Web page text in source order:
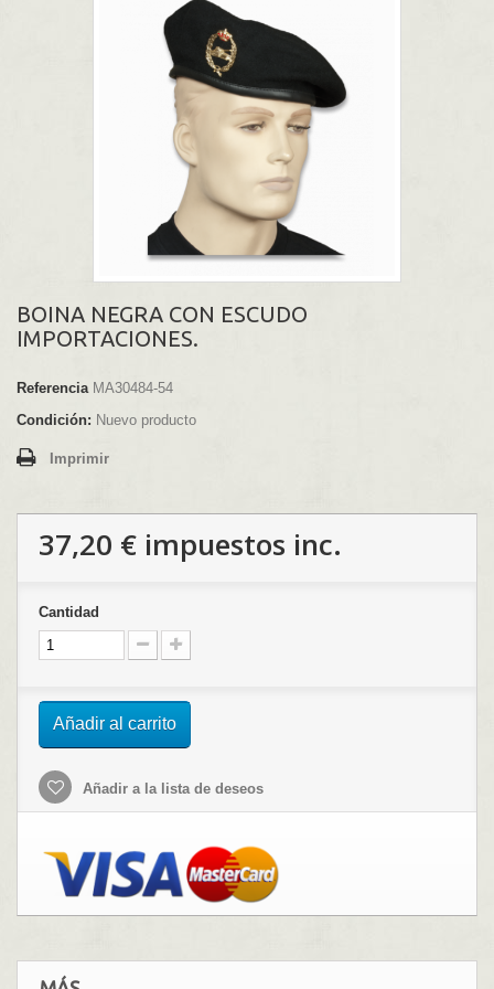
BOINA NEGRA CON ESCUDO
IMPORTACIONES.
Referencia MA30484-54
Condición: Nuevo producto
Imprimir
37,20 € impuestos inc.
Cantidad
Añadir al carrito
Añadir a la lista de deseos